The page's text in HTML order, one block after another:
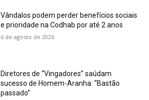
Vândalos podem perder benefícios sociais
e prioridade na Codhab por até 2 anos
6 de agosto de 2026
Diretores de “Vingadores” saúdam
sucesso de Homem-Aranha: “Bastão
passado”